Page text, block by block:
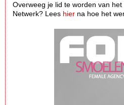
Overweeg je lid te worden van
Netwerk? Lees hier na hoe het